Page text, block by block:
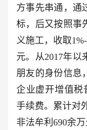
方事先串通，通
标，后又按照事
义施工，收取
元。从2017年以
朋友的身份信息
企业虚开增值
手续费。累计对
非法牟利690余万